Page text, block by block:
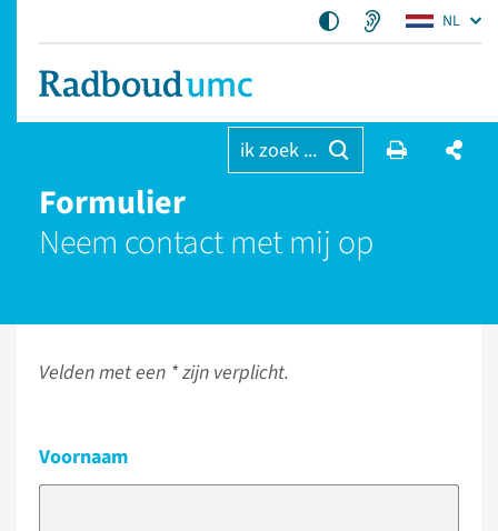
NL
ik zoek ...
Formulier
Neem contact met mij op
Velden met een * zijn verplicht.
Voornaam